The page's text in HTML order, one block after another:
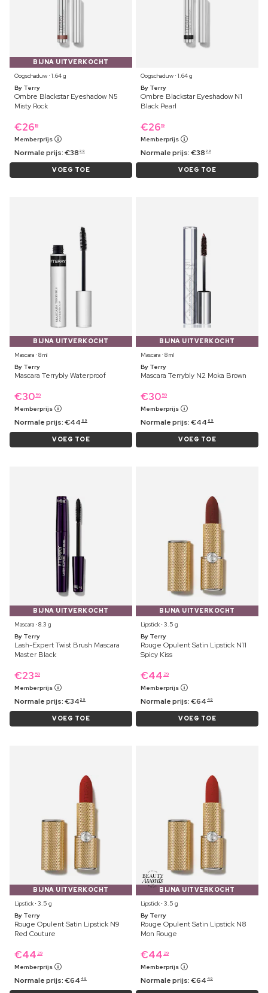
BIJNA UITVERKOCHT
Oogschaduw ⋅ 1.64 g
By Terry
Ombre Blackstar Eyeshadow N5
Misty Rock
€2619
Memberprijs
Normale prijs:€38 29
VOEG TOE
Oogschaduw ⋅ 1.64 g
By Terry
Ombre Blackstar Eyeshadow N1
Black Pearl
€2619
Memberprijs
Normale prijs:€38 29
VOEG TOE
BIJNA UITVERKOCHT
Mascara ⋅ 8 ml
By Terry
Mascara Terrybly Waterproof
€30 59
Memberprijs
Normale prijs:€44 69
VOEG TOE
BIJNA UITVERKOCHT
Mascara ⋅ 8 ml
By Terry
Mascara Terrybly N2 Moka Brown
€30 59
Memberprijs
Normale prijs:€44 69
VOEG TOE
BIJNA UITVERKOCHT
Mascara ⋅ 8.3 g
By Terry
Lash-Expert Twist Brush Mascara
Master Black
€23 59
Memberprijs
Normale prijs:€34 29
VOEG TOE
BIJNA UITVERKOCHT
Lipstick ⋅ 3.5 g
By Terry
Rouge Opulent Satin Lipstick N11
Spicy Kiss
€44 29
Memberprijs
Normale prijs:€64 49
VOEG TOE
BIJNA UITVERKOCHT
Lipstick ⋅ 3.5 g
By Terry
Rouge Opulent Satin Lipstick N9
Red Couture
€44 29
Memberprijs
Normale prijs:€64 49
BIJNA UITVERKOCHT
Lipstick ⋅ 3.5 g
By Terry
Rouge Opulent Satin Lipstick N8
Mon Rouge
€44 29
Memberprijs
Normale prijs:€64 49